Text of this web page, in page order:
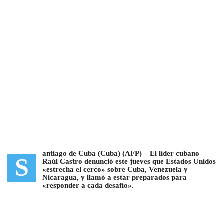
S antiago de Cuba (Cuba) (AFP) – El líder cubano
Raúl Castro denunció este jueves que Estados Unidos
«estrecha el cerco» sobre Cuba, Venezuela y
Nicaragua, y llamó a estar preparados para
«responder a cada desafío».